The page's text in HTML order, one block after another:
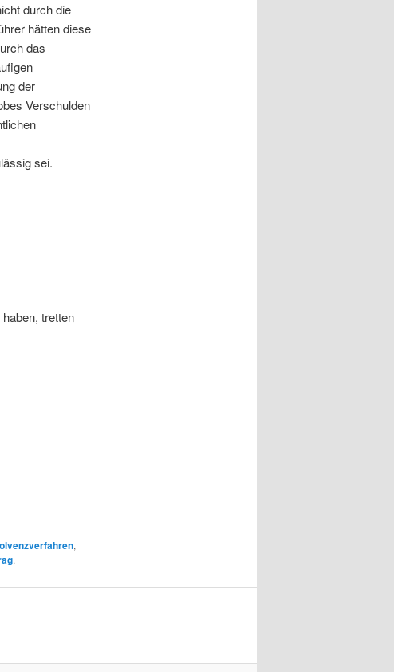
durch die
hätten diese
das
der
Verschulden
sei.
tretten
,
.